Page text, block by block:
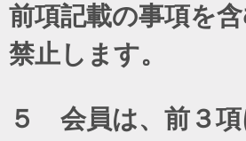
前項記載の事項を
禁止します。
５ 会員は、前３